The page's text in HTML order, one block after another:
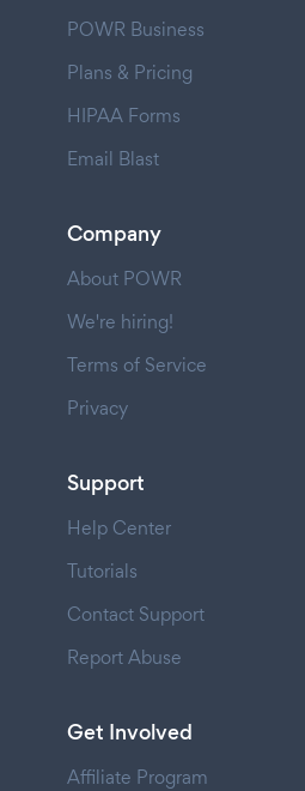
POWR Business
Plans & Pricing
HIPAA Forms
Email Blast
Company
About POWR
We're hiring!
Terms of Service
Privacy
Support
Help Center
Tutorials
Contact Support
Report Abuse
Get Involved
Affiliate Program